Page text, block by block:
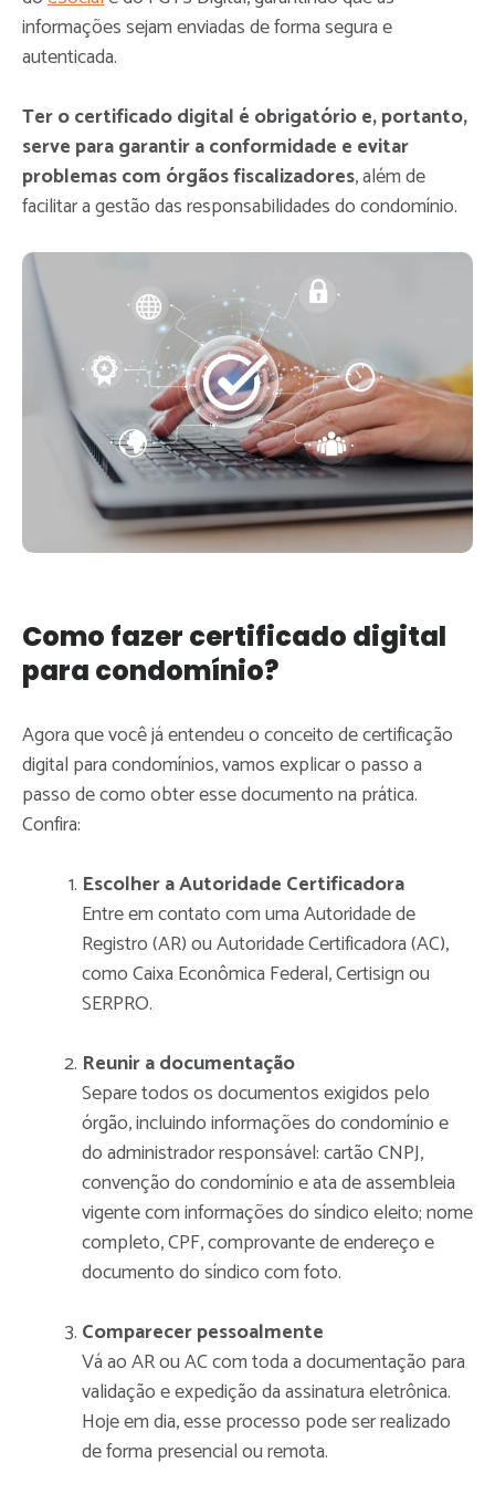
informações sejam enviadas de forma segura e
autenticada.
Ter o certificado digital é obrigatório e, portanto,
serve para garantir a conformidade e evitar
problemas com órgãos fiscalizadores, além de
facilitar a gestão das responsabilidades do condomínio.
Como fazer certificado digital
para condomínio?
Agora que você já entendeu o conceito de certificação
digital para condomínios, vamos explicar o passo a
passo de como obter esse documento na prática.
Confira:
Escolher a Autoridade Certificadora
Entre em contato com uma Autoridade de
Registro (AR) ou Autoridade Certificadora (AC),
como Caixa Econômica Federal, Certisign ou
SERPRO.
Reunir a documentação
Separe todos os documentos exigidos pelo
órgão, incluindo informações do condomínio e
do administrador responsável: cartão CNPJ,
convenção do condomínio e ata de assembleia
vigente com informações do síndico eleito; nome
completo, CPF, comprovante de endereço e
documento do síndico com foto.
Comparecer pessoalmente
Vá ao AR ou AC com toda a documentação para
validação e expedição da assinatura eletrônica.
Hoje em dia, esse processo pode ser realizado
de forma presencial ou remota.